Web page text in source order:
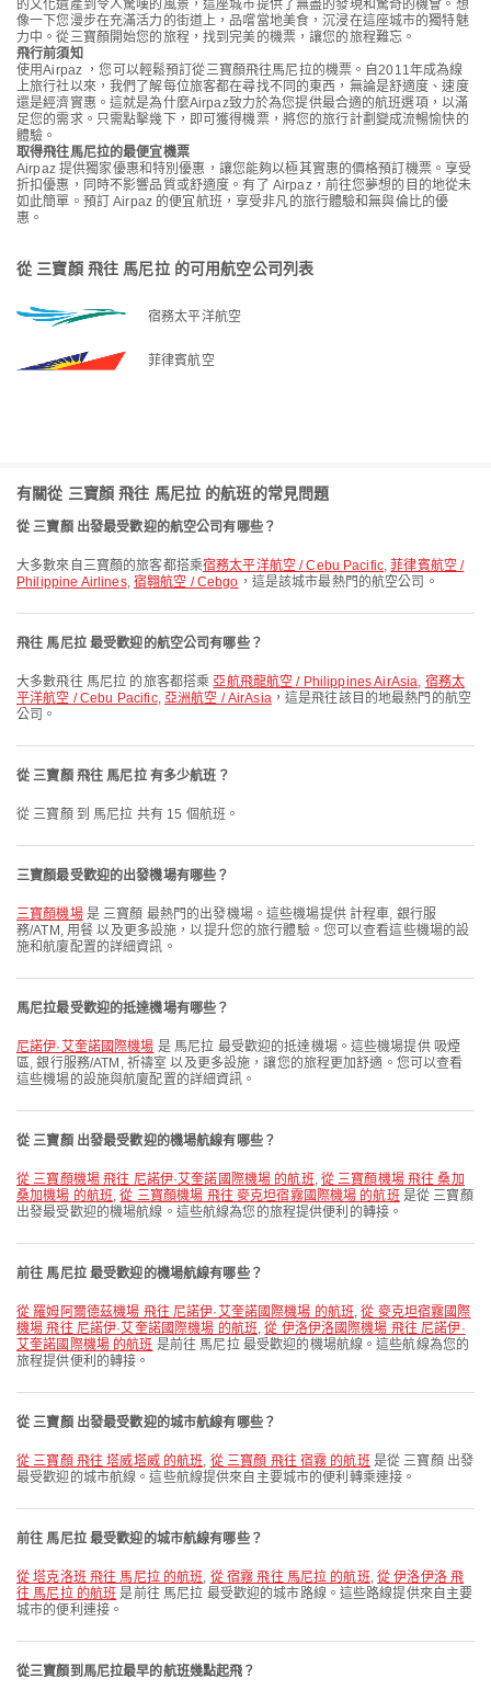
的文化遺產到令人驚嘆的風景，這座城市提供了無盡的發現和驚奇的機會。想
像一下您漫步在充滿活力的街道上，品嚐當地美食，沉浸在這座城市的獨特魅
力中。從三寶顏開始您的旅程，找到完美的機票，讓您的旅程難忘。
飛行前須知
使用Airpaz ，您可以輕鬆預訂從三寶顏飛往馬尼拉的機票。自2011年成為線
上旅行社以來，我們了解每位旅客都在尋找不同的東西，無論是舒適度、速度
還是經濟實惠。這就是為什麼Airpaz致力於為您提供最合適的航班選項，以滿
足您的需求。只需點擊幾下，即可獲得機票，將您的旅行計劃變成流暢愉快的
體驗。
取得飛往馬尼拉的最便宜機票
Airpaz 提供獨家優惠和特別優惠，讓您能夠以極其實惠的價格預訂機票。享受
折扣優惠，同時不影響品質或舒適度。有了 Airpaz，前往您夢想的目的地從未
如此簡單。預訂 Airpaz 的便宜航班，享受非凡的旅行體驗和無與倫比的優
惠。
從 三寶顏 飛往 馬尼拉 的可用航空公司列表
宿務太平洋航空
菲律賓航空
有關從 三寶顏 飛往 馬尼拉 的航班的常見問題
從 三寶顏 出發最受歡迎的航空公司有哪些？
大多數來自三寶顏的旅客都搭乘宿務太平洋航空 / Cebu Pacific,菲律賓航空 /
Philippine Airlines, 宿翱航空 / Cebgo ，這是該城市最熱門的航空公司。
飛往 馬尼拉 最受歡迎的航空公司有哪些？
大多數飛往 馬尼拉 的旅客都搭乘亞航飛龍航空 / Philippines AirAsia, 宿務太
平洋航空 / Cebu Pacific, 亞洲航空 / AirAsia，這是飛往該目的地最熱門的航空
公司。
從 三寶顏 飛往 馬尼拉 有多少航班？
從 三寶顏 到 馬尼拉 共有 15 個航班。
三寶顏最受歡迎的出發機場有哪些？
三寶顏機場是 三寶顏 最熱門的出發機場。這些機場提供 計程車, 銀行服
務/ATM, 用餐 以及更多設施，以提升您的旅行體驗。您可以查看這些機場的設
施和航廈配置的詳細資訊。
馬尼拉最受歡迎的抵達機場有哪些？
尼諾伊·艾奎諾國際機場 是 馬尼拉 最受歡迎的抵達機場。這些機場提供 吸煙
區, 銀行服務/ATM, 祈禱室 以及更多設施，讓您的旅程更加舒適。您可以查看
這些機場的設施與航廈配置的詳細資訊。
從 三寶顏 出發最受歡迎的機場航線有哪些？
從 三寶顏機場 飛往 尼諾伊·艾奎諾國際機場 的航班, 從 三寶顏機場 飛往 桑加
桑加機場 的航班,從 三寶顏機場 飛往 麥克坦宿霧國際機場 的航班 是從 三寶顏
出發最受歡迎的機場航線。這些航線為您的旅程提供便利的轉接。
前往 馬尼拉 最受歡迎的機場航線有哪些？
從 羅姆阿爾德茲機場 飛往 尼諾伊·艾奎諾國際機場 的航班,從 麥克坦宿霧國際
機場 飛往 尼諾伊·艾奎諾國際機場 的航班,從 伊洛伊洛國際機場 飛往 尼諾伊·
艾奎諾國際機場 的航班 是前往 馬尼拉 最受歡迎的機場航線。這些航線為您的
旅程提供便利的轉接。
從 三寶顏 出發最受歡迎的城市航線有哪些？
從 三寶顏 飛往 塔威塔威 的航班, 從 三寶顏 飛往 宿霧 的航班 是從 三寶顏 出發
最受歡迎的城市航線。這些航線提供來自主要城市的便利轉乘連接。
前往 馬尼拉 最受歡迎的城市航線有哪些？
從 塔克洛班 飛往 馬尼拉 的航班, 從 宿霧 飛往 馬尼拉 的航班,從 伊洛伊洛 飛
往 馬尼拉 的航班 是前往 馬尼拉 最受歡迎的城市路線。這些路線提供來自主要
城市的便利連接。
從三寶顏到馬尼拉最早的航班幾點起飛？